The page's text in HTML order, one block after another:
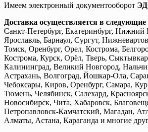
Имеем электронный документооборот
Доставка осуществляется в
Санкт-Петербург, Екатеринбург, Нижний
Ярославль, Барнаул, Сургут,
Томск, Оренбург, Орел, Кострома,
Кострома, Курск, Орёл, Тверь,
Калининград, Великий Новгород,
Астрахань, Волгоград, Йошкар-Ола,
Чебоксары, Киров, Оренбург, Самара,
Тюмень, Челябинск, Салехард,
Новосибирск, Чита, Хабаровск,
Петропавловск-Камчатский, Магадан,
Алматы, Астана, Караганда и многие